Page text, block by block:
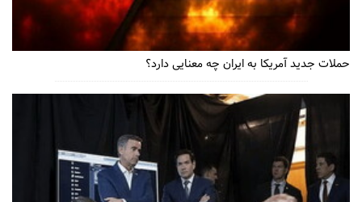
حملات جدید آمریکا به ایران چه معنایی دارد؟